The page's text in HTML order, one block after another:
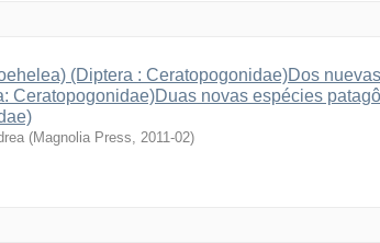
(Diptera : Ceratopogonidae)Dos
Ceratopogonidae)Duas novas espécies
(Magnolia Press, 2011-02)